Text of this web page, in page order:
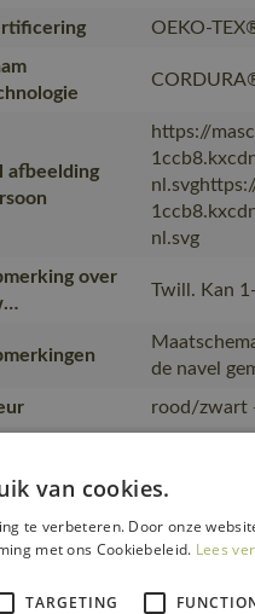
OEKO-
afbeelding
https://
nl.svg
over
Twill. Kan
de navel
rood/zwart
kwaliteit
18349-230-
Shorts
50%
van cookies.
te verbeteren. Door onze
met ons Cookiebeleid. Lees
TARGETING